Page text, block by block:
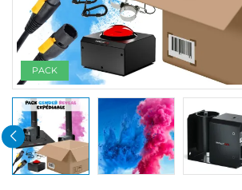
PACK